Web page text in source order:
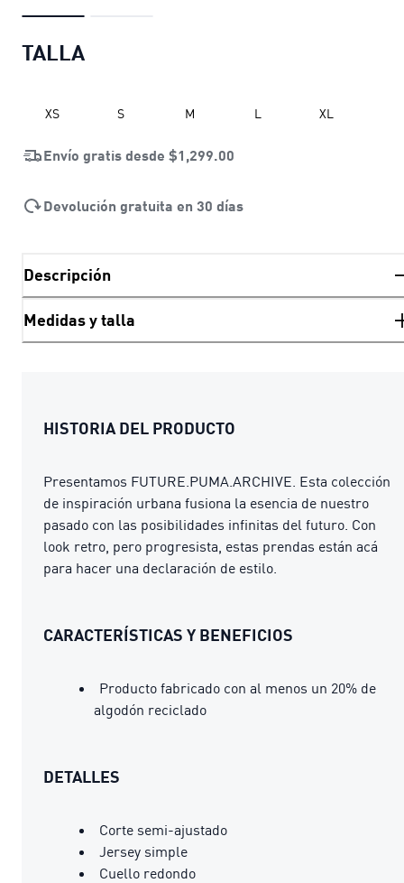
TALLA
XS S M L XL
Envío gratis desde $1,299.00
Devolución gratuita en 30 días
Descripción
Medidas y talla
HISTORIA DEL PRODUCTO
Presentamos FUTURE.PUMA.ARCHIVE. Esta colección
de inspiración urbana fusiona la esencia de nuestro
pasado con las posibilidades infinitas del futuro. Con
look retro, pero progresista, estas prendas están acá
para hacer una declaración de estilo.
CARACTERÍSTICAS Y BENEFICIOS
Producto fabricado con al menos un 20% de
algodón reciclado
DETALLES
Corte semi-ajustado
Jersey simple
Cuello redondo